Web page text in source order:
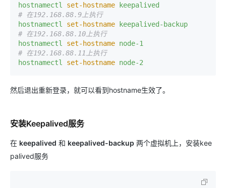
hostnamectl
set-hostname
keepalived
# 在192.168.88.9上执行
hostnamectl
set-hostname
keepalived-backup
# 在192.168.88.10上执行
hostnamectl
set-hostname node-1
# 在192.168.88.11上执行
hostnamectl
set-hostname node-2
然后退出重新登录，就可以看到hostname生效了。
安装Keepalived服务
在 keepalived 和 keepalived-backup 两个虚拟机上，安装kee
palived服务